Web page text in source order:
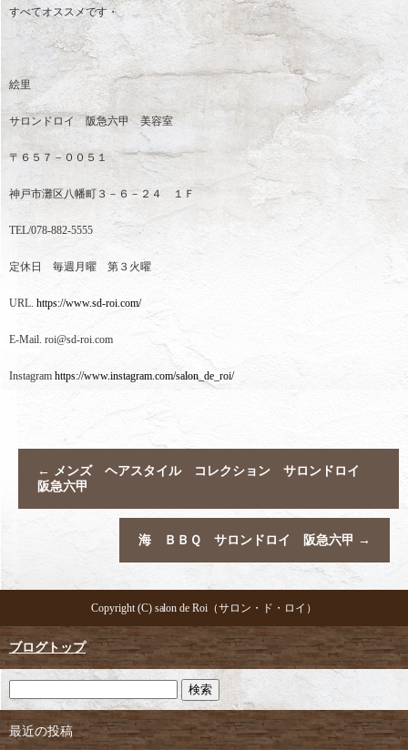
すべてオススメです・
絵里
サロンドロイ 阪急六甲 美容室
〒６５７－００５１
神戸市灘区八幡町３－６－２４ １Ｆ
TEL/078-882-5555
定休日 毎週月曜 第３火曜
URL. https://www.sd-roi.com/
E-Mail. roi@sd-roi.com
Instagram https://www.instagram.com/salon_de_roi/
← メンズ ヘアスタイル コレクション サロンドロイ
阪急六甲
海 ＢＢＱ サロンドロイ 阪急六甲 →
Copyright (C) salon de Roi（サロン・ド・ロイ）
ブログトップ
最近の投稿